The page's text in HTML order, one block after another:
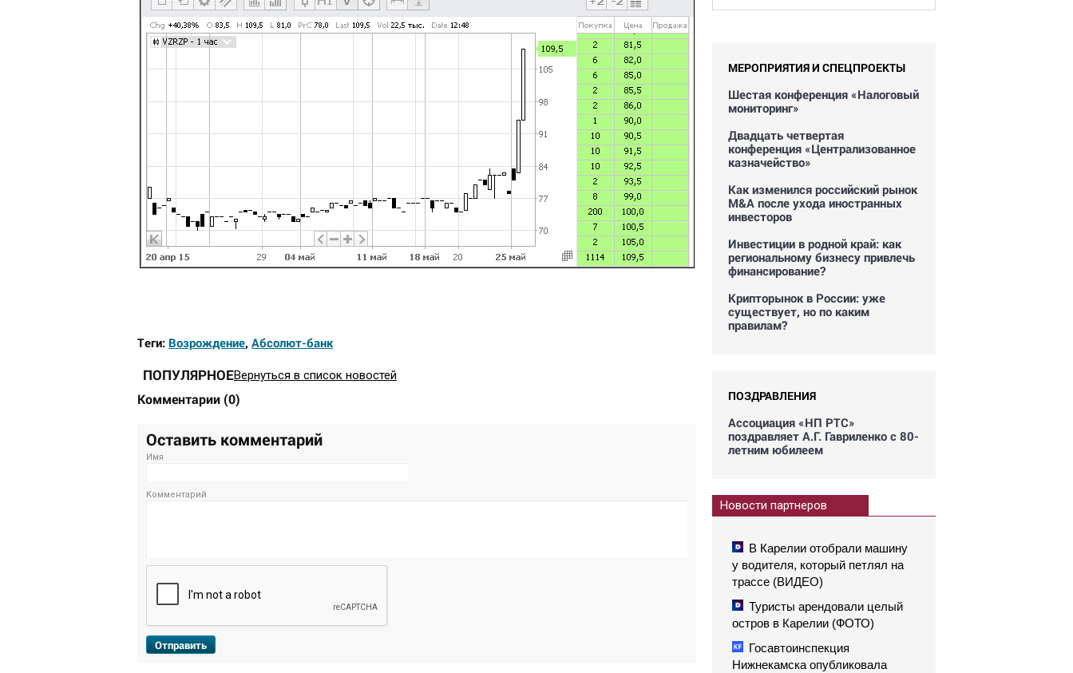
Теги: Возрождение, Абсолют-банк
ПОПУЛЯРНОЕВернуться в список новостей
Комментарии (0)
Оставить комментарий
Имя
Комментарий
Отправить
МЕРОПРИЯТИЯ И СПЕЦПРОЕКТЫ
Шестая конференция «Налоговый
мониторинг»
Двадцать четвертая
конференция «Централизованное
казначейство»
Как изменился российский рынок
M&A после ухода иностранных
инвесторов
Инвестиции в родной край: как
региональному бизнесу привлечь
финансирование?
Крипторынок в России: уже
существует, но по каким
правилам?
ПОЗДРАВЛЕНИЯ
Ассоциация «НП РТС»
поздравляет А.Г. Гавриленко с 80-
летним юбилеем
Новости партнеров
В Карелии отобрали машину
у водителя, который петлял на
трассе (ВИДЕО)
Туристы арендовали целый
остров в Карелии (ФОТО)
Госавтоинспекция
Нижнекамска опубликовала